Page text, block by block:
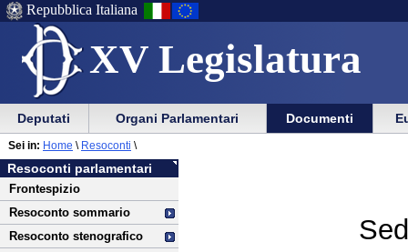
XV Legislatura
Menu
di
ausilio
alla
navigazione
Vai
Menu
di
navigazione
principale
Repubblica Italiana
Menu
di
navigazione
principale
Vai
menu
di
sezione
Deputati Organi Parlamentari Documenti
Vai
al
contenuto
Resoconti parlamentari
Frontespizio
Resoconto sommario
Resoconto stenografico
Sei in: Home \ Resoconti \